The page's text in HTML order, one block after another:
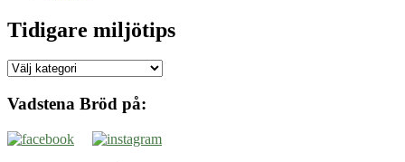
Tidigare miljötips
Tidigare
Vadstena Bröd på: